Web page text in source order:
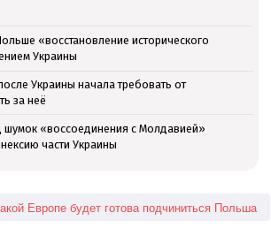
«восстановление исторического
Украины
Украины начала требовать от
за неё
шумок «воссоединения с Молдавией»
части Украины
Европе будет готова подчиниться Польша